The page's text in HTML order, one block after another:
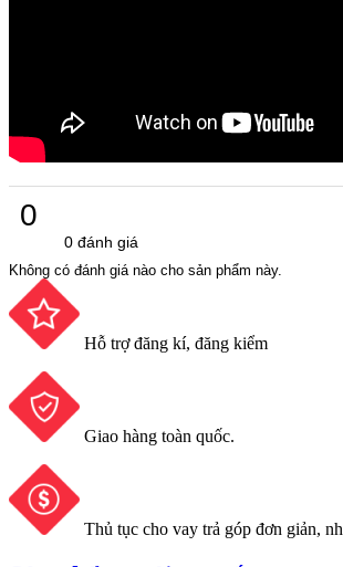
0
0 đánh giá
Không có đánh giá nào cho sản phẩm này.
Hỗ trợ đăng kí, đăng kiểm
Giao hàng toàn quốc.
Thủ tục cho vay trả góp đơn giản,